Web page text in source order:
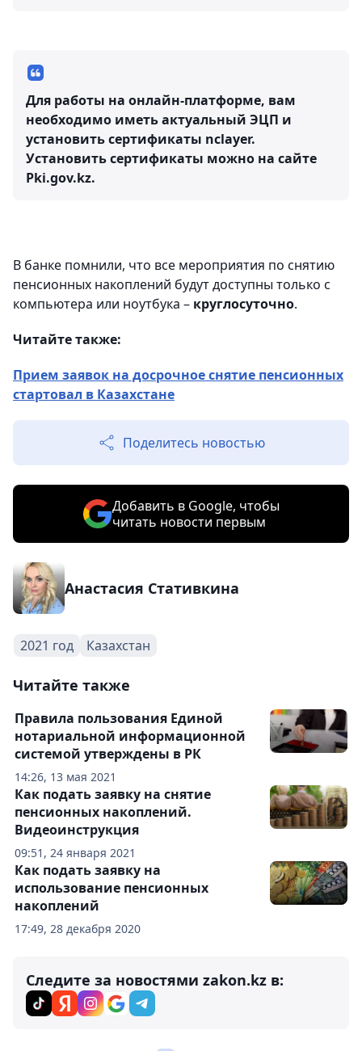
Для работы на онлайн-платформе, вам
необходимо иметь актуальный ЭЦП и
установить сертификаты nclayer.
Установить сертификаты можно на сайте
Pki.gov.kz.
В банке помнили, что все мероприятия по снятию
пенсионных накоплений будут доступны только с
компьютера или ноутбука – круглосуточно.
Читайте также:
Прием заявок на досрочное снятие пенсионных
стартовал в Казахстане
Поделитесь новостью
Добавить в Google, чтобы
читать новости первым
Анастасия Стативкина
2021 год Казахстан
Читайте также
14:26, 13 мая 2021
Правила пользования Единой
нотариальной информационной
системой утверждены в РК
09:51, 24 января 2021
Как подать заявку на снятие
пенсионных накоплений.
Видеоинструкция
17:49, 28 декабря 2020
Как подать заявку на
использование пенсионных
накоплений
Следите за новостями zakon.kz в: